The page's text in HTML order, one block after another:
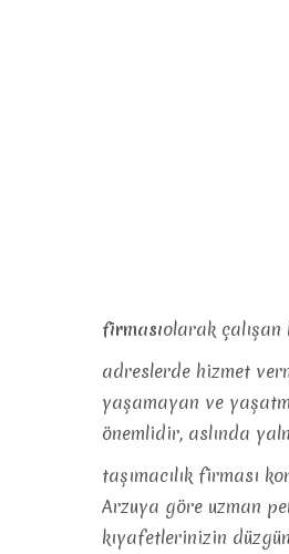
firmasıolarak çalışan
adreslerde hizmet
yaşamayan ve
önemlidir, aslında
taşımacılık firması
Arzuya göre uzman
kıyafetlerinizin